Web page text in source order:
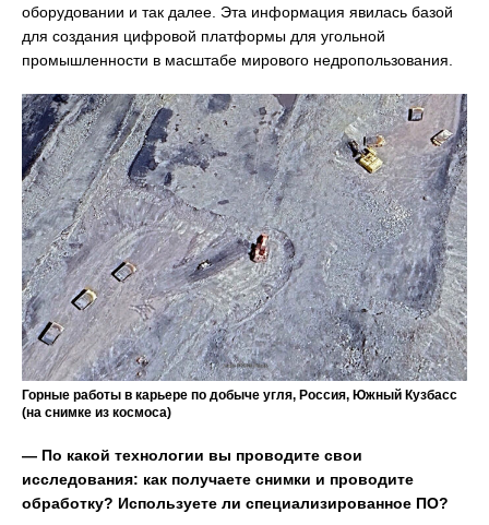
оборудовании и так далее. Эта информация явилась базой
для создания цифровой платформы для угольной
промышленности в масштабе мирового недропользования.
Горные работы в карьере по добыче угля, Россия, Южный Кузбасс
(на снимке из космоса)
— По какой технологии вы проводите свои
исследования: как получаете снимки и проводите
обработку? Используете ли специализированное ПО?